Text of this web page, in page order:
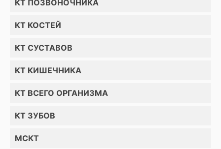
КТ ПОЗВОНОЧНИКА
КТ КОСТЕЙ
КТ СУСТАВОВ
КТ КИШЕЧНИКА
КТ ВСЕГО ОРГАНИЗМА
КТ ЗУБОВ
МСКТ